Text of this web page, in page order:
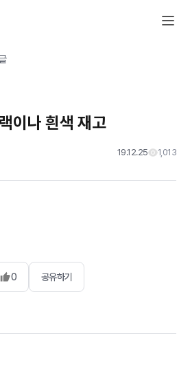
이나 흰색 재고
19.12.25 1,013
0 공유하기